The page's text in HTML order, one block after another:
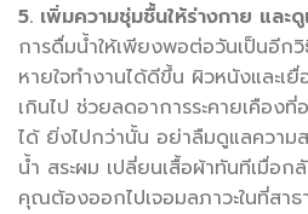
5. เพิ่มความชุ่มชื้นให้ร่างกาย และ
การดื่มน้ำให้เพียงพอต่อวันเป็นอีก
หายใจทำงานได้ดีขึ้น ผิวหนังและเ
เกินไป ช่วยลดอาการระคายเคืองที่
ได้ ยิ่งไปกว่านั้น อย่าลืมดูแลความ
น้ำ สระผม เปลี่ยนเสื้อผ้าทันทีเมื่อก
คุณต้องออกไปเจอมลภาวะในที่สาธ